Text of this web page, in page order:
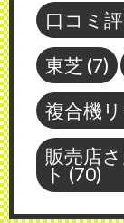
口コミ
東芝 (7)
複合機
販売店
ト (70)